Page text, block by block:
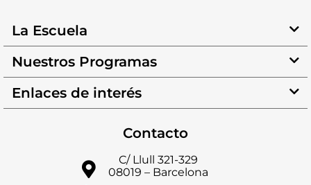
La Escuela
Nuestros Programas
Enlaces de interés
Contacto
C/ Llull 321-329
08019 – Barcelona